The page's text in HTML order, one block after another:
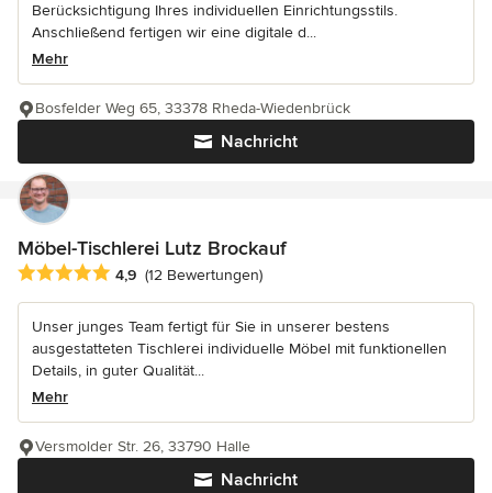
Berücksichtigung Ihres individuellen Einrichtungsstils.
Anschließend fertigen wir eine digitale d...
Mehr
Nachricht
Bosfelder Weg 65, 33378 Rheda-Wiedenbrück
Möbel-Tischlerei Lutz Brockauf
Durchschnittliche Bewertung: 4.9 von 5 Sternen
4,9 (12 Bewertungen)
Unser junges Team fertigt für Sie in unserer bestens
ausgestatteten Tischlerei individuelle Möbel mit funktionellen
Details, in guter Qualität...
Mehr
Nachricht
Versmolder Str. 26, 33790 Halle